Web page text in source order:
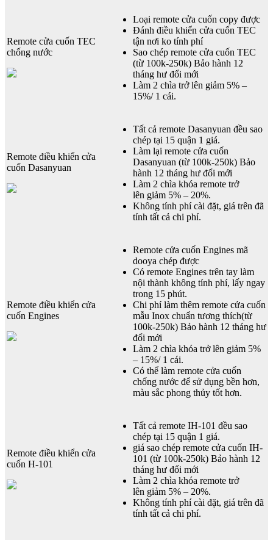
Remote cửa cuốn TEC
chống nước
Loại remote cửa cuốn copy được
Đánh điều khiển cửa cuốn TEC
tận nơi ko tính phí
Sao chép remote cửa cuốn TEC
(từ 100k-250k) Bảo hành 12
tháng hư đổi mới
Làm 2 chìa trở lên giảm 5% –
15%/ 1 cái.
Remote điều khiển cửa
cuốn Dasanyuan
Tất cả remote Dasanyuan đều sao
chép tại 15 quận 1 giá.
Làm lại remote cửa cuốn
Dasanyuan (từ 100k-250k) Bảo
hành 12 tháng hư đổi mới
Làm 2 chìa khóa remote trở
lên giảm 5% – 20%.
Không tính phí cài đặt, giá trên đã
tính tất cả chi phí.
Remote điều khiển cửa
cuốn Engines
Remote cửa cuốn Engines mã
dooya chép được
Có remote Engines trên tay làm
nội thành không tính phí, lấy ngay
trong 15 phút.
Chi phí làm thêm remote cửa cuốn
mẫu Inox chuẩn tương thích(từ
100k-250k) Bảo hành 12 tháng hư
đổi mới
Làm 2 chìa khóa trở lên giảm 5%
– 15%/ 1 cái.
Có thể làm remote cửa cuốn
chống nước để sử dụng bền hơn,
màu sắc phong thủy tốt hơn.
Remote điều khiển cửa
cuốn H-101
Tất cả remote IH-101 đều sao
chép tại 15 quận 1 giá.
giá sao chép remote cửa cuốn IH-
101 (từ 100k-250k) Bảo hành 12
tháng hư đổi mới
Làm 2 chìa khóa remote trở
lên giảm 5% – 20%.
Không tính phí cài đặt, giá trên đã
tính tất cả chi phí.